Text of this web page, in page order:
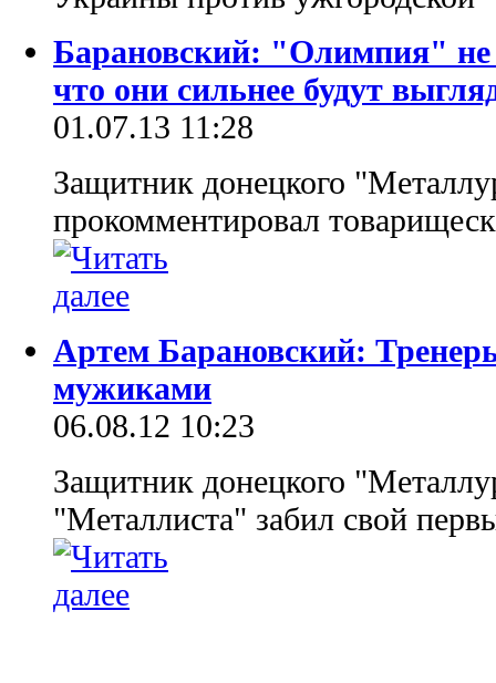
Барановский: "Олимпия" не
что они сильнее будут
01.07.13 11:28
Защитник донецкого
прокомментировал
Артем Барановский:
мужиками
06.08.12 10:23
Защитник донецкого
"Металлиста" забил свой